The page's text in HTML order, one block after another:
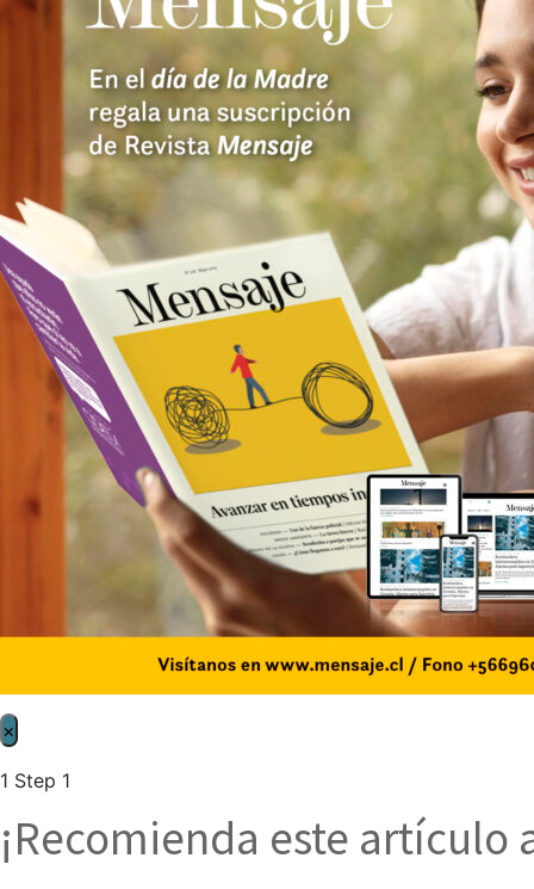
×
1 Step 1
¡Recomienda este artículo